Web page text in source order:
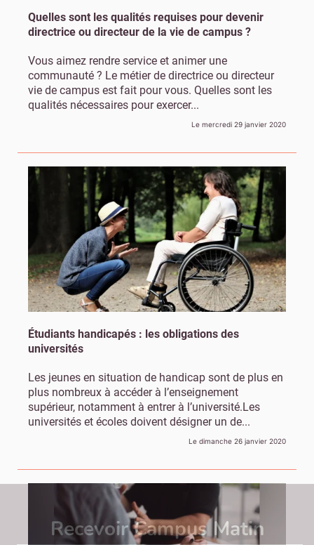
Quelles sont les qualités requises pour devenir
directrice ou directeur de la vie de campus ?
Vous aimez rendre service et animer une
communauté ? Le métier de directrice ou directeur
vie de campus est fait pour vous. Quelles sont les
qualités nécessaires pour exercer...
Le mercredi 29 janvier 2020
Étudiants handicapés : les obligations des
universités
Les jeunes en situation de handicap sont de plus en
plus nombreux à accéder à l’enseignement
supérieur, notamment à entrer à l’université.Les
universités et écoles doivent désigner un de...
Le dimanche 26 janvier 2020
Recevoir Campus Matin